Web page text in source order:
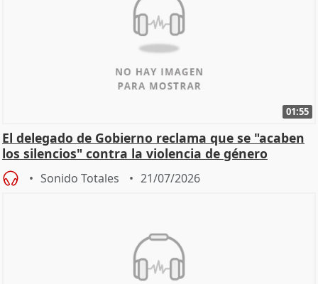
01:55
El delegado de Gobierno reclama que se "acaben
los silencios" contra la violencia de género
Sonido Totales 21/07/2026